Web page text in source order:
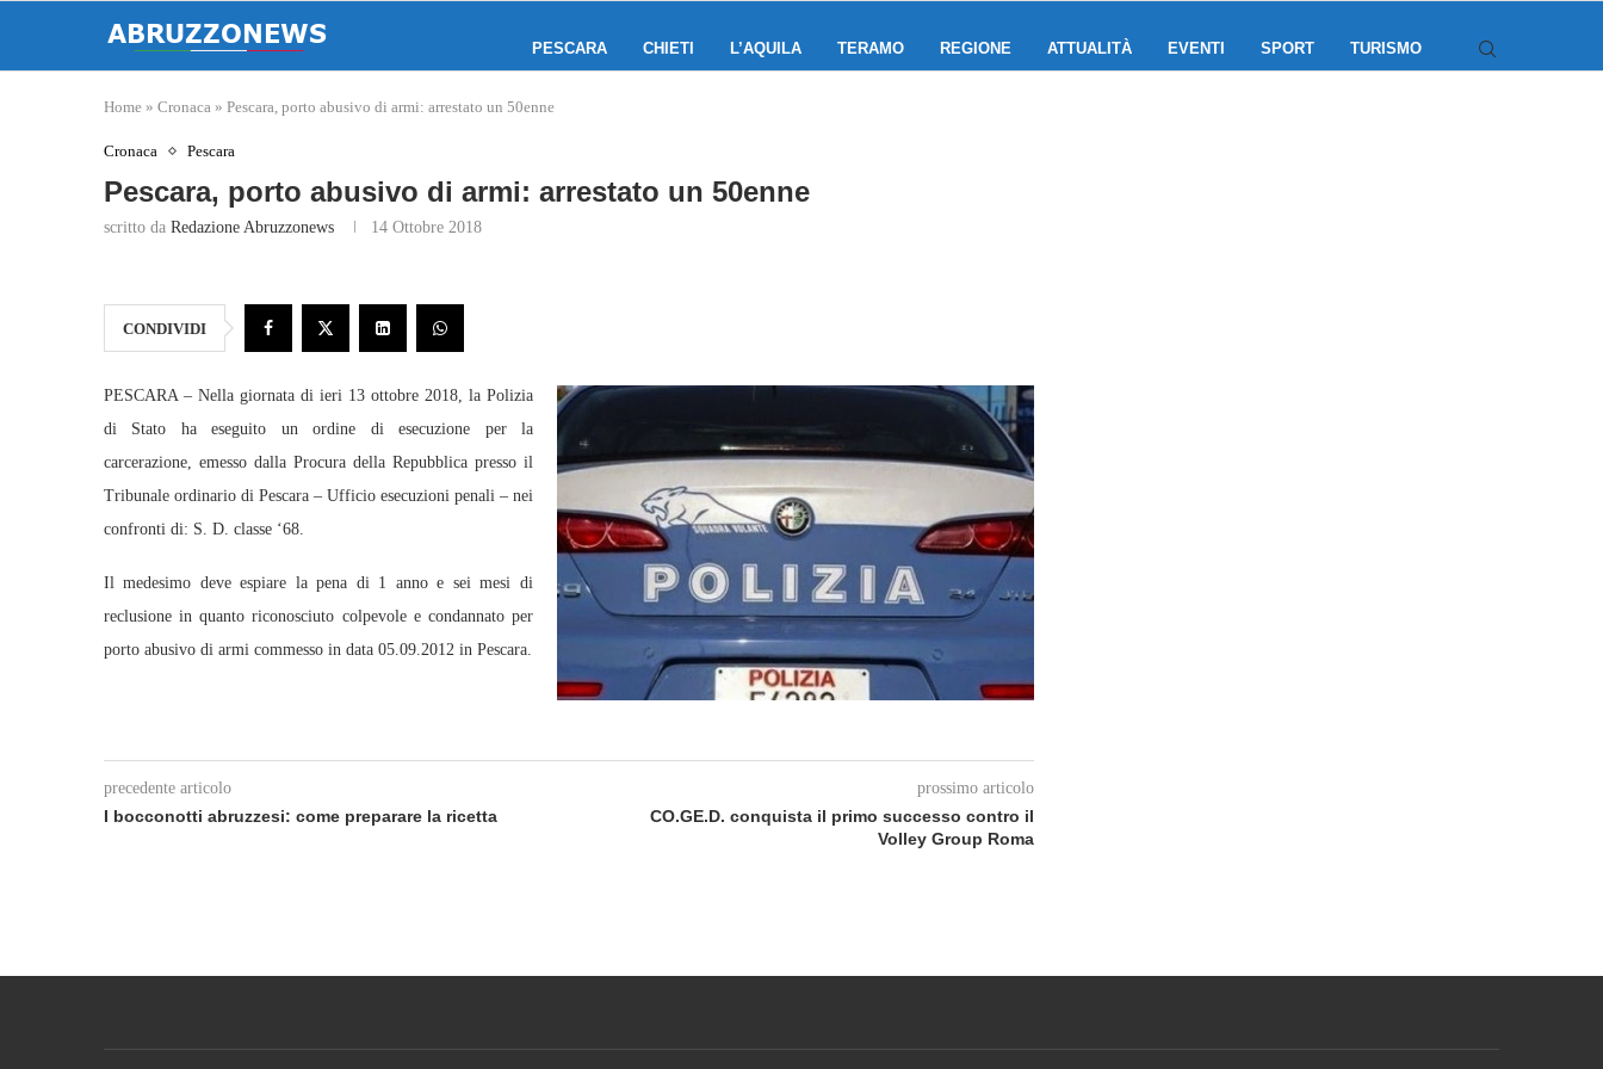
PESCARA CHIETI L’AQUILA TERAMO REGIONE ATTUALITÀ EVENTI SPORT TURISMO
Home » Cronaca » Pescara, porto abusivo di armi: arrestato un 50enne
Cronaca Pescara
Pescara, porto abusivo di armi: arrestato un 50enne
scritto da Redazione Abruzzonews 14 Ottobre 2018
CONDIVIDI
PESCARA – Nella giornata di ieri 13 ottobre 2018, la Polizia
di Stato ha eseguito un ordine di esecuzione per la
carcerazione, emesso dalla Procura della Repubblica presso il
Tribunale ordinario di Pescara – Ufficio esecuzioni penali – nei
confronti di: S. D. classe ‘68.
Il medesimo deve espiare la pena di 1 anno e sei mesi di
reclusione in quanto riconosciuto colpevole e condannato per
porto abusivo di armi commesso in data 05.09.2012 in Pescara.
precedente articolo
I bocconotti abruzzesi: come preparare la ricetta
prossimo articolo
CO.GE.D. conquista il primo successo contro il
Volley Group Roma